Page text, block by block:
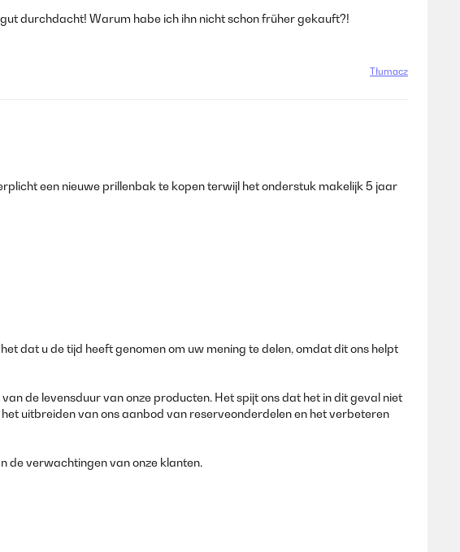
durchdacht! Warum habe ich ihn nicht schon früher gekauft?!
Tłumacz
een nieuwe prillenbak te kopen terwijl het onderstuk makelijk 5 jaar
dat u de tijd heeft genomen om uw mening te delen, omdat dit ons helpt
de levensduur van onze producten. Het spijt ons dat het in dit geval niet
uitbreiden van ons aanbod van reserveonderdelen en het verbeteren
de verwachtingen van onze klanten.